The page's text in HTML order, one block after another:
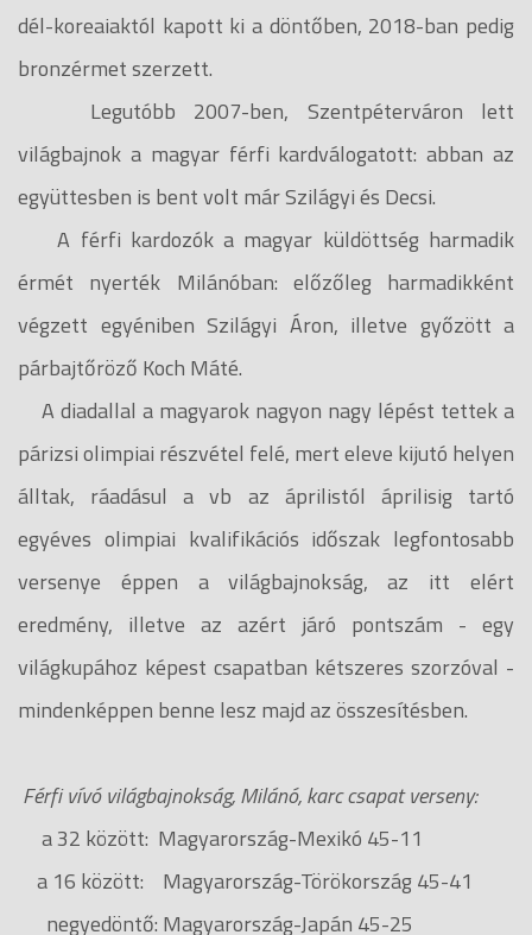
dél-koreaiaktól kapott ki a döntőben, 2018-ban pedig
bronzérmet szerzett.
Legutóbb 2007-ben, Szentpéterváron lett
világbajnok a magyar férfi kardválogatott: abban az
együttesben is bent volt már Szilágyi és Decsi.
A férfi kardozók a magyar küldöttség harmadik
érmét nyerték Milánóban: előzőleg harmadikként
végzett egyéniben Szilágyi Áron, illetve győzött a
párbajtőröző Koch Máté.
A diadallal a magyarok nagyon nagy lépést tettek a
párizsi olimpiai részvétel felé, mert eleve kijutó helyen
álltak, ráadásul a vb az áprilistól áprilisig tartó
egyéves olimpiai kvalifikációs időszak legfontosabb
versenye éppen a világbajnokság, az itt elért
eredmény, illetve az azért járó pontszám - egy
világkupához képest csapatban kétszeres szorzóval -
mindenképpen benne lesz majd az összesítésben.
Férfi vívó világbajnokság, Milánó, karc csapat verseny:
a 32 között: Magyarország-Mexikó 45-11
a 16 között: Magyarország-Törökország 45-41
negyedöntő: Magyarország-Japán 45-25